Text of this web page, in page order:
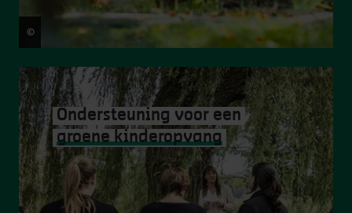
© Matthias De Boeck
Ondersteuning voor een
groene kinderopvang